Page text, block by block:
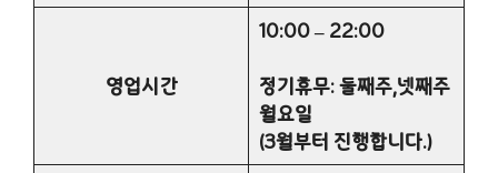
영업시간
10:00 – 22:00
정기휴무: 둘째주,넷째주
월요일
(3월부터 진행합니다.)